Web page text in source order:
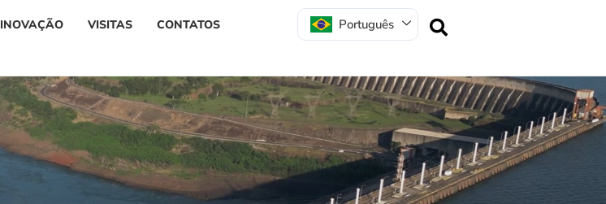
INOVAÇÃO VISITAS CONTATOS Português